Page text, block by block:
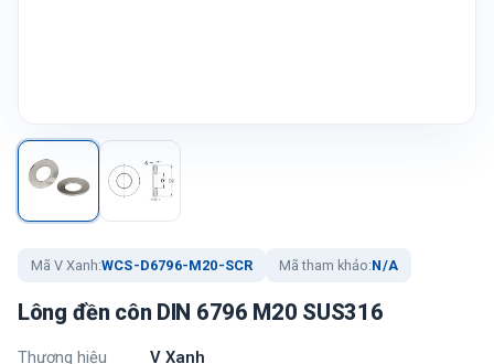
Mã V Xanh:WCS-D6796-M20-SCR Mã tham khảo:N/A
Lông đền côn DIN 6796 M20 SUS316
Thương hiệu
V Xanh